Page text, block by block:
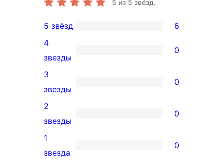
5 из 5 звёзд.
6
5-
звездный
отзыв
5 звёзд 6
0
4-
звездный
отзыв
4
звезды
0
0
3-
звездный
отзыв
3
звезды
0
0
2-
звездный
2
звезды
0
0
1
звезда
0